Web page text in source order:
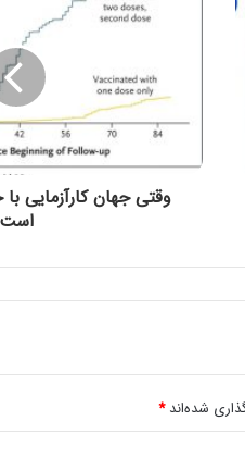
شهادت حضرت
تسلیت باد
حلول ماه ربیع
علیهم السلام
اسلامی(1404)
🏴 شهادت امام
وقتی جهان کارآزمایی
است
شده‌اند*